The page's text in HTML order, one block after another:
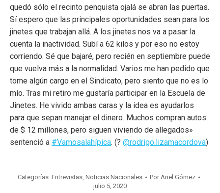
quedó sólo el recinto penquista ojalá se abran las puertas.
Sí espero que las principales oportunidades sean para los
jinetes que trabajan allá. A los jinetes nos va a pasar la
cuenta la inactividad. Subí a 62 kilos y por eso no estoy
corriendo. Sé que bajaré, pero recién en septiembre puede
que vuelva más a la normalidad. Varios me han pedido que
tome algún cargo en el Sindicato, pero siento que no es lo
mío. Tras mi retiro me gustaría participar en la Escuela de
Jinetes. He vivido ambas caras y la idea es ayudarlos
para que sepan manejar el dinero. Muchos compran autos
de $ 12 millones, pero siguen viviendo de allegados»
sentenció a #Vamosalahípica. (? @rodrigo.lizamacordova)
Categorías: Entrevistas, Noticias Nacionales PorAriel Gómez
julio 5, 2020